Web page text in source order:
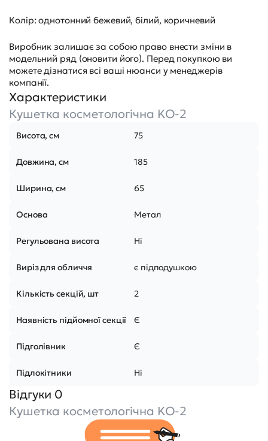
Колір: однотонний бежевий, білий, коричневий
Виробник залишає за собою право внести зміни в
модельний ряд (оновити його). Перед покупкою ви
можете дізнатися всі ваші нюанси у менеджерів
компанії.
Характеристики
Кушетка косметологічна KO-2
Висота, см 75
Довжина, см 185
Ширина, см 65
Основа Метал
Регульована висота Ні
Виріз для обличчя є підподушкою
Кількість секцій, шт 2
Наявність підйомної секції Є
Підголівник Є
Підлокітники Ні
Відгуки 0
Кушетка косметологічна KO-2